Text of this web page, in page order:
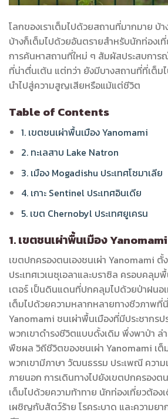
โลกของเราเต็มไปด้วยสถานที่มากมาย บ้
บ้างก็เต็มไปด้วยอันตรายสำหรับนักท่อง
การค้นหาสถานที่ใหม่ ๆ สัมผัสประสบการ
ที่น่าตื่นเต้น แต่ทว่า ยังมีบางสถานที่ที่เต็ม
นำไปสู่ความสูญเสียหรือแม้แต่ชีวิต
Table of Contents
1. เขตชนเผ่าพื้นเมือง Yanomami
2. ทะเลสาบ Lake Natron
3. เมือง Mogadishu ประเทศโซมาเลีย
4. เกาะ Sentinel ประเทศอินเดีย
5. เขต Chernobyl ประเทศยูเครน
1. เขตชนเผ่าพื้นเมือง Yanomami
เขตปกครองตนเองชนเผ่า Yanomami
ประเทศเวเนซุเอลาและบราซิล ครอบคลุม
เตอร์ เป็นดินแดนที่ปกคลุมไปด้วยป่าฝน
เต็มไปด้วยความหลากหลายทางชีวภาพที่
Yanomami ชนเผ่าพื้นเมืองที่มีประชากร
พวกเขาดำรงชีวิตแบบดั้งเดิม พึ่งพาป่า ล่
พืชผล วิถีชีวิตของชนเผ่า Yanomami เ
พวกเขามีภาษา วัฒนธรรม ประเพณี ควา
ภายนอก การเดินทางไปยังเขตปกครองต
เต็มไปด้วยความท้าทาย นักท่องเที่ยวต้อง
เผชิญกับสัตว์ร้าย โรคระบาด และความยา